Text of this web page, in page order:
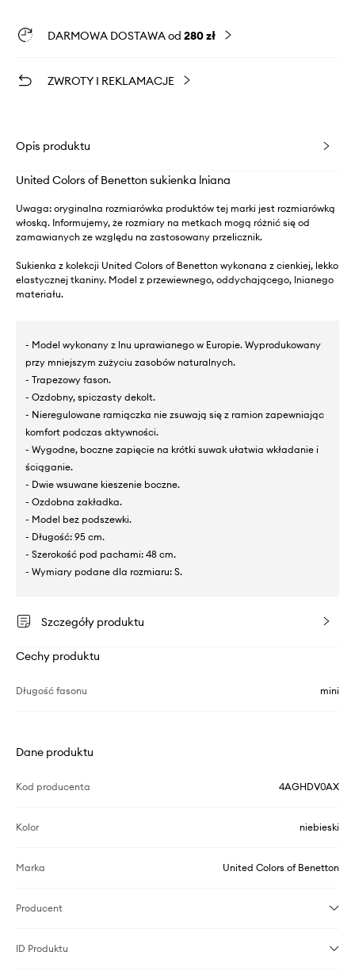
DARMOWA DOSTAWA od 280 zł
ZWROTY I REKLAMACJE
Opis produktu
United Colors of Benetton sukienka lniana
Uwaga: oryginalna rozmiarówka produktów tej marki jest rozmiarówką
włoską. Informujemy, że rozmiary na metkach mogą różnić się od
zamawianych ze względu na zastosowany przelicznik.
Sukienka z kolekcji United Colors of Benetton wykonana z cienkiej, lekko
elastycznej tkaniny. Model z przewiewnego, oddychającego, lnianego
materiału.
- Model wykonany z lnu uprawianego w Europie. Wyprodukowany
przy mniejszym zużyciu zasobów naturalnych.
- Trapezowy fason.
- Ozdobny, spiczasty dekolt.
- Nieregulowane ramiączka nie zsuwają się z ramion zapewniając
komfort podczas aktywności.
- Wygodne, boczne zapięcie na krótki suwak ułatwia wkładanie i
ściąganie.
- Dwie wsuwane kieszenie boczne.
- Ozdobna zakładka.
- Model bez podszewki.
- Długość: 95 cm.
- Szerokość pod pachami: 48 cm.
- Wymiary podane dla rozmiaru: S.
Szczegóły produktu
Cechy produktu
Długość fasonu mini
Dane produktu
Kod producenta 4AGHDV0AX
Kolor niebieski
Marka United Colors of Benetton
Producent
ID Produktu